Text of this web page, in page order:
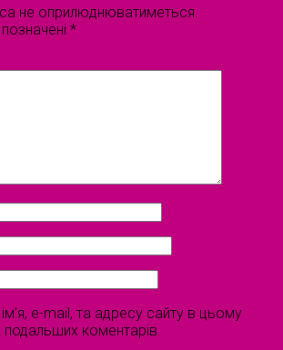
не оприлюднюватиметься.
*
e-mail, та адресу сайту в цьому
подальших коментарів.